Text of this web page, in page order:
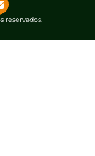
reservados.